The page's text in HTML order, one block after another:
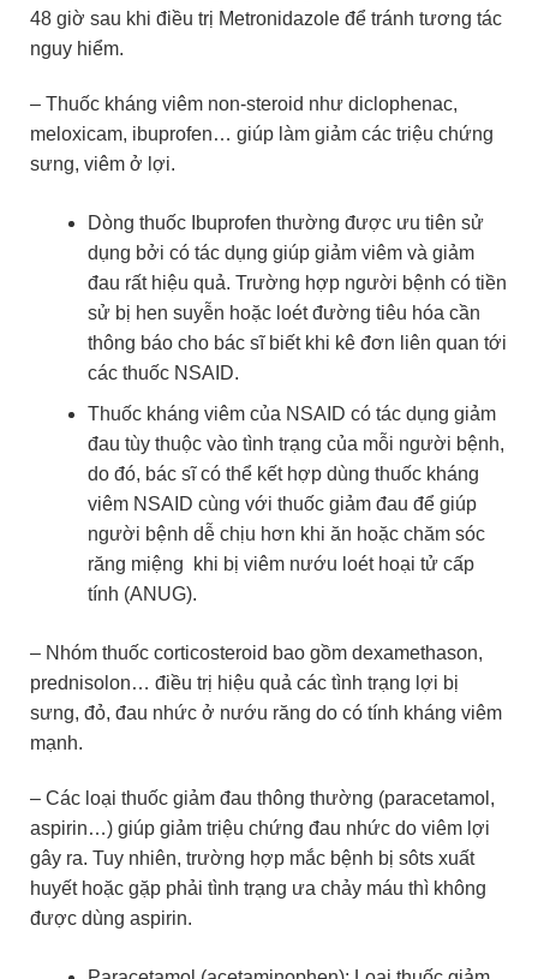
48 giờ sau khi điều trị Metronidazole để tránh tương tác
nguy hiểm.
– Thuốc kháng viêm non-steroid như diclophenac,
meloxicam, ibuprofen… giúp làm giảm các triệu chứng
sưng, viêm ở lợi.
Dòng thuốc Ibuprofen thường được ưu tiên sử
dụng bởi có tác dụng giúp giảm viêm và giảm
đau rất hiệu quả. Trường hợp người bệnh có tiền
sử bị hen suyễn hoặc loét đường tiêu hóa cần
thông báo cho bác sĩ biết khi kê đơn liên quan tới
các thuốc NSAID.
Thuốc kháng viêm của NSAID có tác dụng giảm
đau tùy thuộc vào tình trạng của mỗi người bệnh,
do đó, bác sĩ có thể kết hợp dùng thuốc kháng
viêm NSAID cùng với thuốc giảm đau để giúp
người bệnh dễ chịu hơn khi ăn hoặc chăm sóc
răng miệng khi bị viêm nướu loét hoại tử cấp
tính (ANUG).
– Nhóm thuốc corticosteroid bao gồm dexamethason,
prednisolon… điều trị hiệu quả các tình trạng lợi bị
sưng, đỏ, đau nhức ở nướu răng do có tính kháng viêm
mạnh.
– Các loại thuốc giảm đau thông thường (paracetamol,
aspirin…) giúp giảm triệu chứng đau nhức do viêm lợi
gây ra. Tuy nhiên, trường hợp mắc bệnh bị sôts xuất
huyết hoặc gặp phải tình trạng ưa chảy máu thì không
được dùng aspirin.